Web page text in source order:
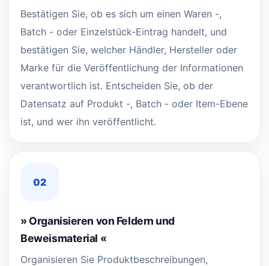
Bestätigen Sie, ob es sich um einen Waren -,
Batch - oder Einzelstück-Eintrag handelt, und
bestätigen Sie, welcher Händler, Hersteller oder
Marke für die Veröffentlichung der Informationen
verantwortlich ist. Entscheiden Sie, ob der
Datensatz auf Produkt -, Batch - oder Item-Ebene
ist, und wer ihn veröffentlicht.
02
» Organisieren von Feldern und
Beweismaterial «
Organisieren Sie Produktbeschreibungen,